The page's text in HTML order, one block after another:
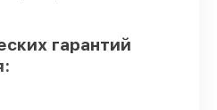
гарантий